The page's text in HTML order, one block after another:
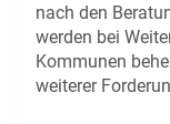
nach den
werden bei
Kommunen
weiterer